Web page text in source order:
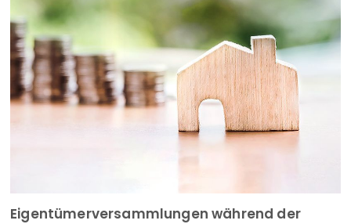
Eigentümerversammlungen während der